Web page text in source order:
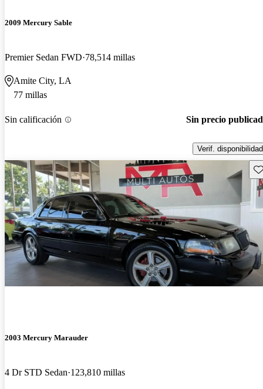
2009 Mercury Sable
Premier Sedan FWD 78,514 millas
Amite City, LA
77 millas
Sin calificación Sin precio
Verif. disponibilidad
2003 Mercury Marauder
4 Dr STD Sedan 123,810 millas